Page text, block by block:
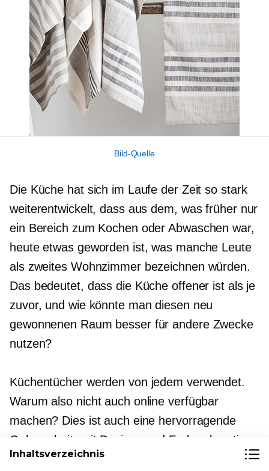
Bild-Quelle
Die Küche hat sich im Laufe der Zeit so stark
weiterentwickelt, dass aus dem, was früher nur
ein Bereich zum Kochen oder Abwaschen war,
heute etwas geworden ist, was manche Leute
als zweites Wohnzimmer bezeichnen würden.
Das bedeutet, dass die Küche offener ist als je
zuvor, und wie könnte man diesen neu
gewonnenen Raum besser für andere Zwecke
nutzen?
Küchentücher werden von jedem verwendet.
Warum also nicht auch online verfügbar
machen? Dies ist auch eine hervorragende
Gelegenheit, mit Designs und Farben kreativ
zu sein.
Inhaltsverzeichnis